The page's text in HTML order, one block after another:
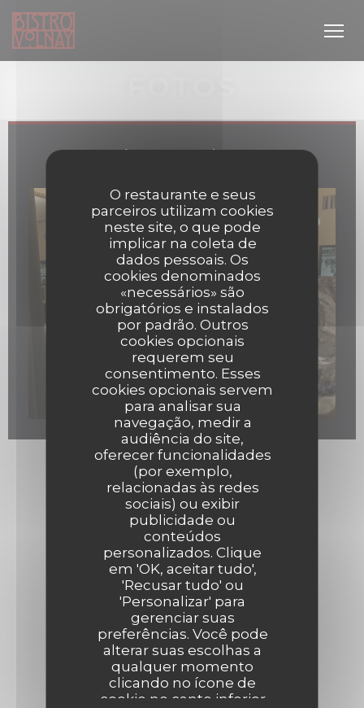
O restaurante e seus
parceiros utilizam cookies
neste site, o que pode
implicar na coleta de
dados pessoais. Os
cookies denominados
«necessários» são
obrigatórios e instalados
por padrão. Outros
cookies opcionais
requerem seu
consentimento. Esses
cookies opcionais servem
para analisar sua
navegação, medir a
audiência do site,
oferecer funcionalidades
(por exemplo,
relacionadas às redes
sociais) ou exibir
publicidade ou
conteúdos
personalizados. Clique
em 'OK, aceitar tudo',
'Recusar tudo' ou
'Personalizar' para
gerenciar suas
preferências. Você pode
alterar suas escolhas a
qualquer momento
clicando no ícone de
cookie no canto inferior
Bistro Volnay